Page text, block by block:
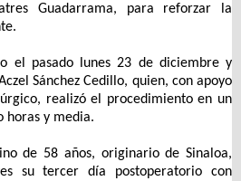
Guadarrama, para reforzar la
el pasado lunes 23 de diciembre y
Sánchez Cedillo, quien, con apoyo
realizó el procedimiento en un
horas y media.
de 58 años, originario de Sinaloa,
su tercer día postoperatorio con